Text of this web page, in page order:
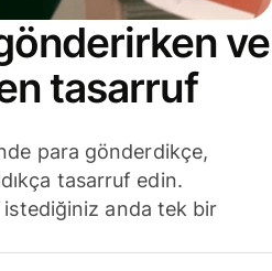
ve
tasarruf
para gönderdikçe,
tasarruf edin.
istediğiniz anda tek bir